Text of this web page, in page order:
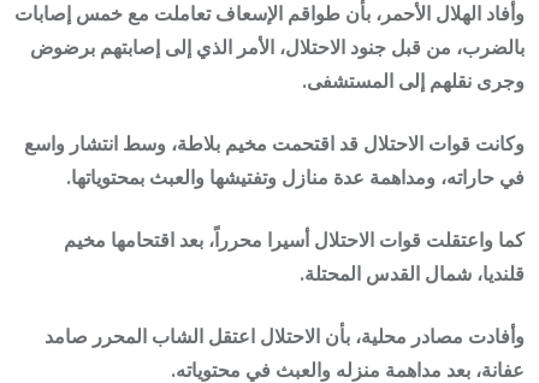
وأفاد الهلال الأحمر، بأن طواقم الإسعاف تعاملت مع خمس إصابات
بالضرب، من قبل جنود الاحتلال، الأمر الذي إلى إصابتهم برضوض
وجرى نقلهم إلى المستشفى.
وكانت قوات الاحتلال قد اقتحمت مخيم بلاطة، وسط انتشار واسع
في حاراته، ومداهمة عدة منازل وتفتيشها والعبث بمحتوياتها.
كما واعتقلت قوات الاحتلال أسيرا محرراً، بعد اقتحامها مخيم
قلنديا، شمال القدس المحتلة.
وأفادت مصادر محلية، بأن الاحتلال اعتقل الشاب المحرر صامد
عفانة، بعد مداهمة منزله والعبث في محتوياته.